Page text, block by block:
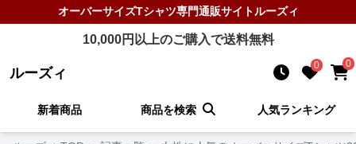
オーバーサイズTシャツ専門通販サイトルーズィ
10,000円以上のご購入で送料無料
ルーズィ 0 0
新着商品 商品を検索 人気ランキング